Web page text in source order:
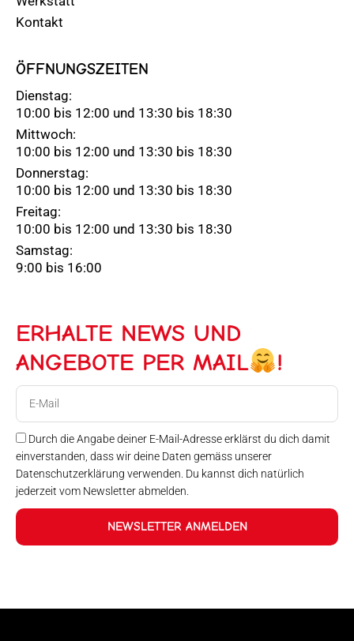
Kontakt
ÖFFNUNGSZEITEN
Dienstag:
10:00 bis 12:00 und 13:30 bis 18:30
Mittwoch:
10:00 bis 12:00 und 13:30 bis 18:30
Donnerstag:
10:00 bis 12:00 und 13:30 bis 18:30
Freitag:
10:00 bis 12:00 und 13:30 bis 18:30
Samstag:
9:00 bis 16:00
ERHALTE NEWS UND
ANGEBOTE PER MAIL
!
Durch die Angabe deiner E-Mail-Adresse erklärst du dich damit
einverstanden, dass wir deine Daten gemäss unserer
Datenschutzerklärung verwenden. Du kannst dich natürlich
jederzeit vom Newsletter abmelden.
NEWSLETTER ANMELDEN